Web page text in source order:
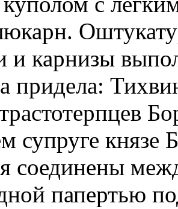
и карнизы
придела:
супруге
соединены
папертью